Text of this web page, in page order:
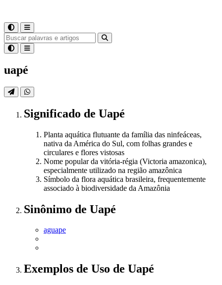
uapé
Significado de Uapé
Planta aquática flutuante da família das ninfeáceas,
nativa da América do Sul, com folhas grandes e
circulares e flores vistosas
Nome popular da vitória-régia (Victoria amazonica),
especialmente utilizado na região amazônica
Símbolo da flora aquática brasileira, frequentemente
associado à biodiversidade da Amazônia
Sinônimo de Uapé
aguape
Exemplos de Uso de Uapé